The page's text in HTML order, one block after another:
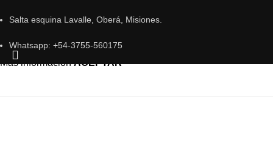
Salta esquina Lavalle, Oberá, Misiones.
Whatsapp: +54-3755-560175
Usamos Cookies para mejorar tu experiencia de navegación.
Más informaciónACEPTAR